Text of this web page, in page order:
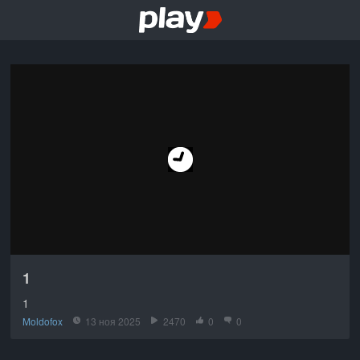
1
1
Moldofox 13 ноя 2025 2470 0 0